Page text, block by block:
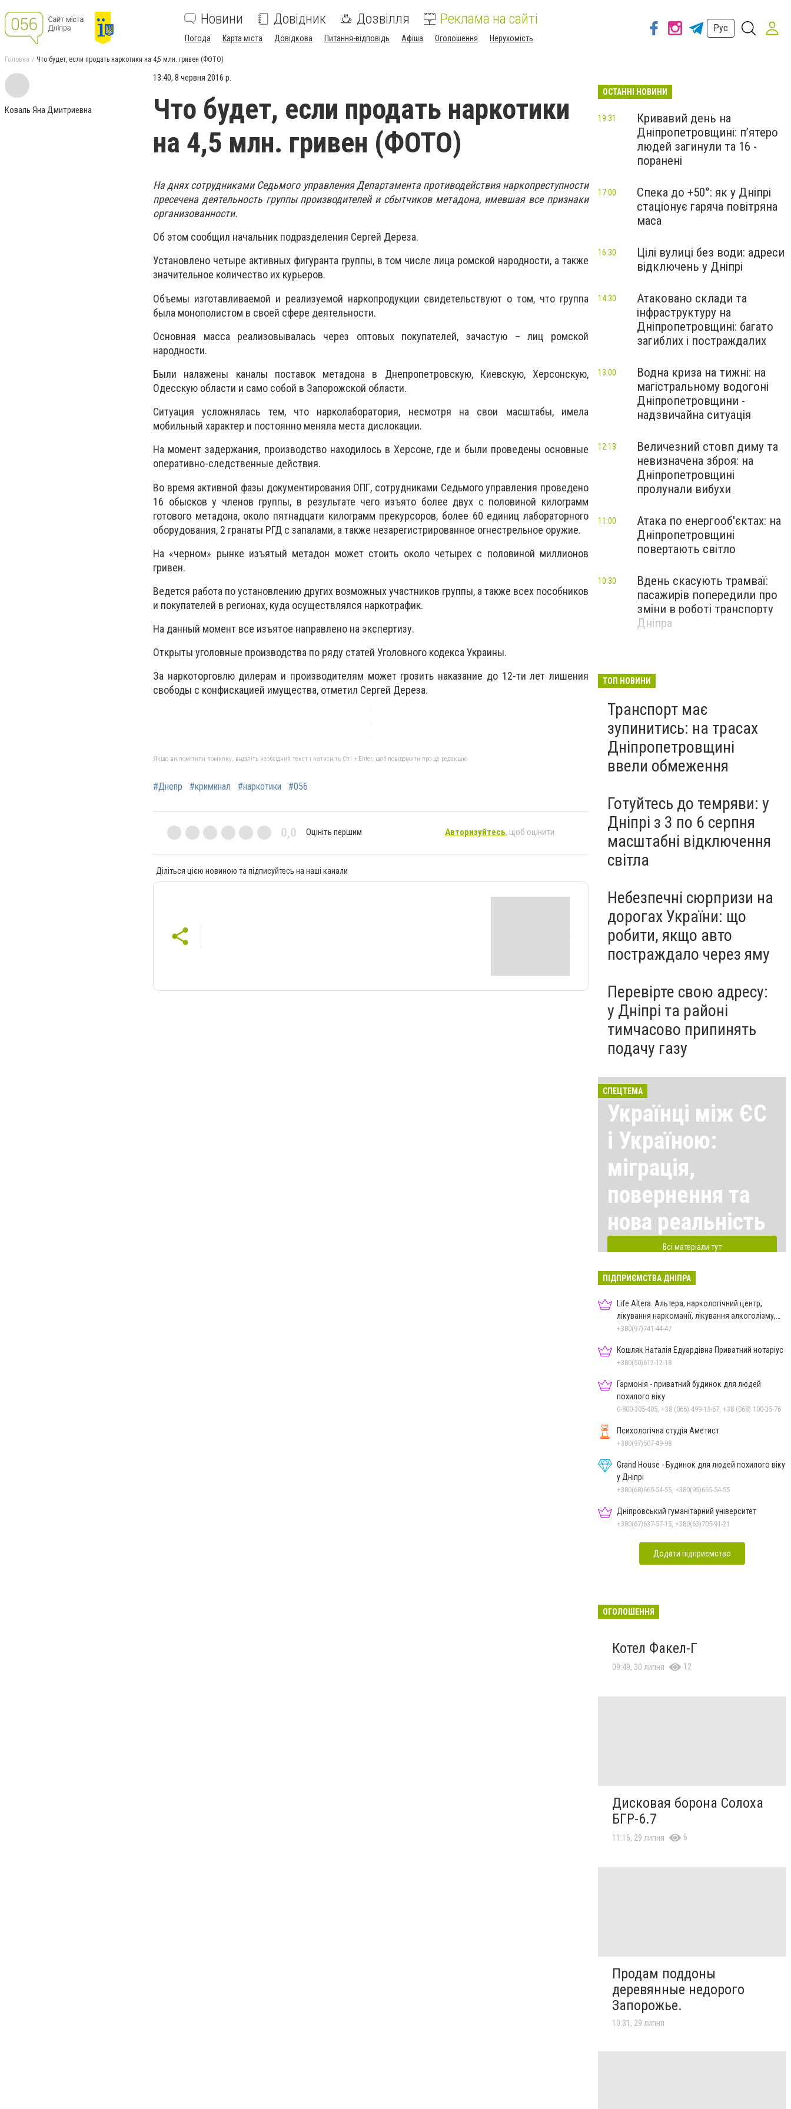
Новини Довідник Дозвілля Реклама на сайті
Погода Карта міста Довідкова Питання-відповідь Афіша Оголошення Нерухомість
Рус
Головна Что будет, если продать наркотики на 4,5 млн. гривен (ФОТО)
Коваль Яна Дмитриевна
13:40, 8 червня 2016 р.
Что будет, если продать наркотики
на 4,5 млн. гривен (ФОТО)
На днях сотрудниками Седьмого управления Департамента противодействия наркопреступности
пресечена деятельность группы производителей и сбытчиков метадона, имевшая все признаки
организованности.
Об этом сообщил начальник подразделения Сергей Дереза.
Установлено четыре активных фигуранта группы, в том числе лица ромской народности, а также
значительное количество их курьеров.
Объемы изготавливаемой и реализуемой наркопродукции свидетельствуют о том, что группа
была монополистом в своей сфере деятельности.
Основная масса реализовывалась через оптовых покупателей, зачастую – лиц ромской
народности.
Были налажены каналы поставок метадона в Днепропетровскую, Киевскую, Херсонскую,
Одесскую области и само собой в Запорожской области.
Ситуация усложнялась тем, что нарколаборатория, несмотря на свои масштабы, имела
мобильный характер и постоянно меняла места дислокации.
На момент задержания, производство находилось в Херсоне, где и были проведены основные
оперативно-следственные действия.
Во время активной фазы документирования ОПГ, сотрудниками Седьмого управления проведено
16 обысков у членов группы, в результате чего изъято более двух с половиной килограмм
готового метадона, около пятнадцати килограмм прекурсоров, более 60 единиц лабораторного
оборудования, 2 гранаты РГД с запалами, а также незарегистрированное огнестрельное оружие.
На «черном» рынке изъятый метадон может стоить около четырех с половиной миллионов
гривен.
Ведется работа по установлению других возможных участников группы, а также всех пособников
и покупателей в регионах, куда осуществлялся наркотрафик.
На данный момент все изъятое направлено на экспертизу.
Открыты уголовные производства по ряду статей Уголовного кодекса Украины.
За наркоторговлю дилерам и производителям может грозить наказание до 12-ти лет лишения
свободы с конфискацией имущества, отметил Сергей Дереза.
Якщо ви помітили помилку, виділіть необхідний текст і натисніть Ctrl + Enter, щоб повідомити про це редакцію
#Днепр #криминал #наркотики #056
0,0 Оцініть першим Авторизуйтесь, щоб оцінити
Діліться цією новиною та підписуйтесь на наші канали
ОСТАННІ НОВИНИ
Кривавий день на
Дніпропетровщині: п’ятеро
людей загинули та 16 -
поранені
19:31
Спека до +50°: як у Дніпрі
стаціонує гаряча повітряна
маса
17:00
Цілі вулиці без води: адреси
відключень у Дніпрі
16:30
Атаковано склади та
інфраструктуру на
Дніпропетровщині: багато
загиблих і постраждалих
14:30
Водна криза на тижні: на
магістральному водогоні
Дніпропетровщини -
надзвичайна ситуація
13:00
Величезний стовп диму та
невизначена зброя: на
Дніпропетровщині
пролунали вибухи
12:13
Атака по енергооб'єктах: на
Дніпропетровщині
повертають світло
11:00
Вдень скасують трамваї:
пасажирів попередили про
зміни в роботі транспорту
Дніпра
10:30
ТОП НОВИНИ
Транспорт має
зупинитись: на трасах
Дніпропетровщині
ввели обмеження
Готуйтесь до темряви: у
Дніпрі з 3 по 6 серпня
масштабні відключення
світла
Небезпечні сюрпризи на
дорогах України: що
робити, якщо авто
постраждало через яму
Перевірте свою адресу:
у Дніпрі та районі
тимчасово припинять
подачу газу
СПЕЦТЕМА
Українці між ЄС
і Україною:
міграція,
повернення та
нова реальність
Всі матеріали тут
ПІДПРИЄМСТВА ДНІПРА
Life Altera. Альтера, наркологічний центр,
лікування наркоманії, лікування алкоголізму,
зняття ломки
+380(97)741-44-47
Кошляк Наталія Едуардівна Приватний нотаріус
+380(50)612-12-18
Гармонія - приватний будинок для людей
похилого віку
0-800-305-405, +38 (066) 499-13-67, +38 (068) 100-35-76
Психологічна студія Аметист
+380(97)507-49-98
Grand House - Будинок для людей похилого віку
у Дніпрі
+380(68)665-54-55, +380(95)665-54-55
Дніпровський гуманітарний університет
+380(67)637-57-15, +380(63)705-91-21
Додати підприємство
ОГОЛОШЕННЯ
Котел Факел-Г
09:49, 30 липня 12
Дисковая борона Солоха
БГР-6.7
11:16, 29 липня 6
Продам поддоны
деревянные недорого
Запорожье.
10:31, 29 липня